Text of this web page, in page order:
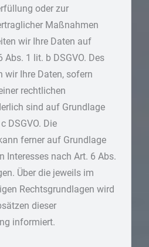
oder zur
Maßnahmen
wir Ihre Daten auf
Abs. 1 lit. b DSGVO. Des
wir Ihre Daten, sofern
rechtlichen
sind auf Grundlage
DSGVO. Die
ferner auf Grundlage
Interesses nach Art. 6 Abs.
Über die jeweils im
Rechtsgrundlagen wird
dieser
informiert.